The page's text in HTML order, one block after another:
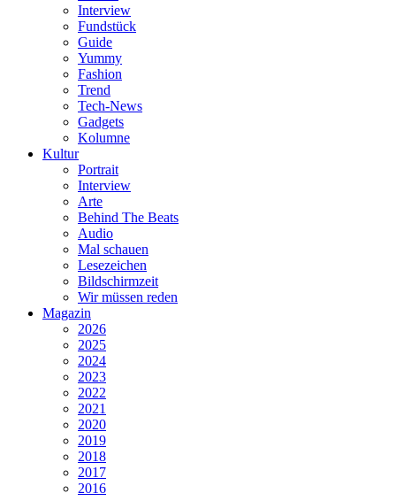
Interview
Fundstück
Guide
Yummy
Fashion
Trend
Tech-News
Gadgets
Kolumne
Kultur
Portrait
Interview
Arte
Behind The Beats
Audio
Mal schauen
Lesezeichen
Bildschirmzeit
Wir müssen reden
Magazin
2026
2025
2024
2023
2022
2021
2020
2019
2018
2017
2016